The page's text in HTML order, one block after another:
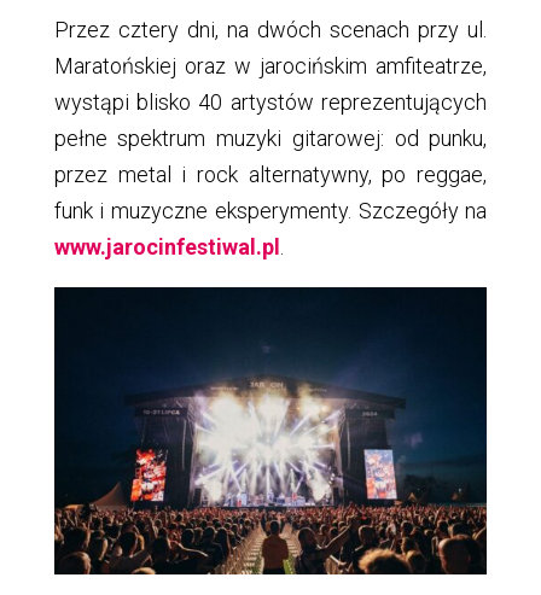
Przez cztery dni, na dwóch scenach przy ul.
Maratońskiej oraz w jarocińskim amfiteatrze,
wystąpi blisko 40 artystów reprezentujących
pełne spektrum muzyki gitarowej: od punku,
przez metal i rock alternatywny, po reggae,
funk i muzyczne eksperymenty. Szczegóły na
www.jarocinfestiwal.pl